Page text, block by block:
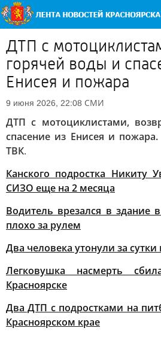
ДТП с
горячей воды и
Енисея и пожара
9 июня 2026, 22:08 СМИ
ДТП с мотоциклистами,
спасение из Енисея и
ТВК.
Канского подростка Никиту
СИЗО еще на 2 месяца
Водитель врезался в здание
плохо за рулем
Два человека утонули за
Легковушка насмерть
Красноярске
Два ДТП с подростками на
Красноярском крае